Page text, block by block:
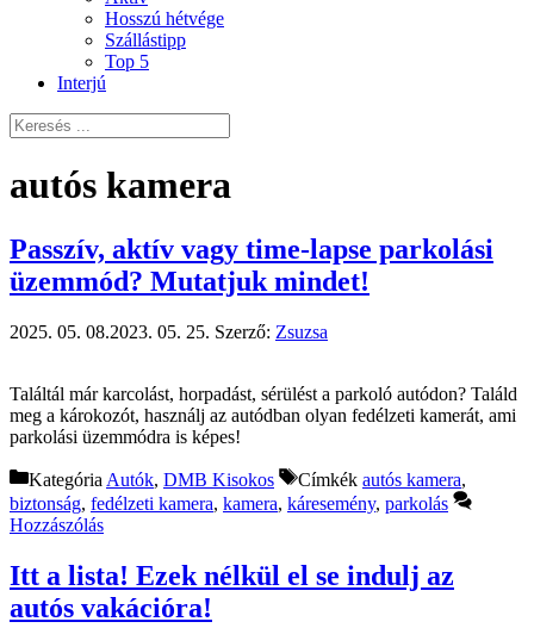
Hosszú hétvége
Szállástipp
Top 5
Interjú
autós kamera
Passzív, aktív vagy time-lapse parkolási
üzemmód? Mutatjuk mindet!
2025. 05. 08.2023. 05. 25. Szerző: Zsuzsa
Találtál már karcolást, horpadást, sérülést a parkoló autódon? Találd
meg a károkozót, használj az autódban olyan fedélzeti kamerát, ami
parkolási üzemmódra is képes!
Kategória Autók, DMB Kisokos Címkék autós kamera,
biztonság, fedélzeti kamera, kamera, káresemény, parkolás
Hozzászólás
Itt a lista! Ezek nélkül el se indulj az
autós vakációra!